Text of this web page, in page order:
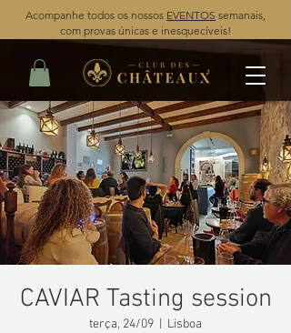
Acompanhe todos os nossos EVENTOS semanais,
com provas únicas e inesquecíveis!
CAVIAR Tasting session
terça, 24/09 Lisboa